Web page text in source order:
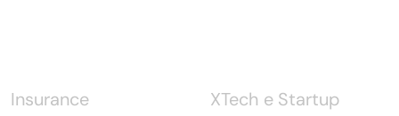
Insurance XTech e Startup